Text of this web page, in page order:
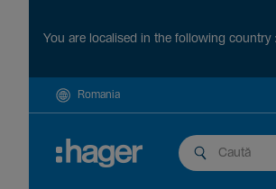
You are localised in the following country
Romania